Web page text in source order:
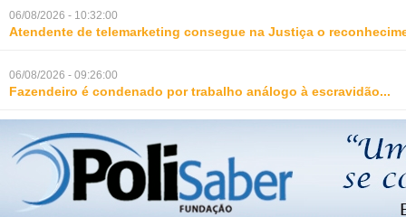
06/08/2026 - 10:32:00
Atendente de telemarketing consegue na Justiça o
06/08/2026 - 09:26:00
Fazendeiro é condenado por trabalho análogo à escravidão...